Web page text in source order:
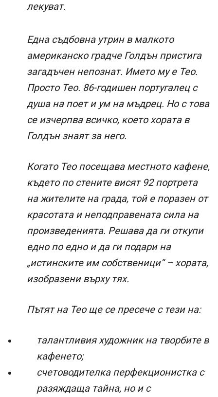
лекуват.
Една съдбовна утрин в малкото
американско градче Голдън пристига
загадъчен непознат. Името му е Тео.
Просто Тео. 86-годишен португалец с
душа на поет и ум на мъдрец. Но с това
се изчерпва всичко, което хората в
Голдън знаят за него.
Когато Тео посещава местното кафене,
където по стените висят 92 портрета
на жителите на града, той е поразен от
красотата и неподправената сила на
произведенията. Решава да ги откупи
едно по едно и да ги подари на
„истинските им собственици“ – хората,
изобразени върху тях.
Пътят на Тео ще се пресече с тези на:
талантливия художник на творбите в
кафенето;
счетоводителка перфекционистка с
разяждаща тайна, но и с